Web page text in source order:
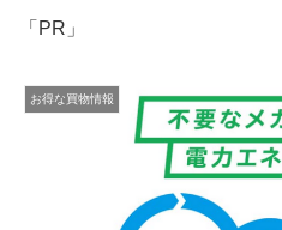
「PR」
お得な買物情報